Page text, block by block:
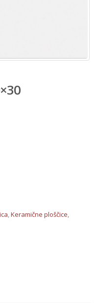
,Keramične ploščice,